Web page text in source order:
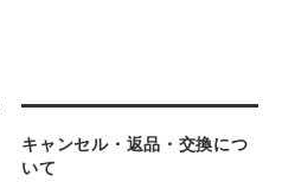
キャンセル・返品・交換につ
いて